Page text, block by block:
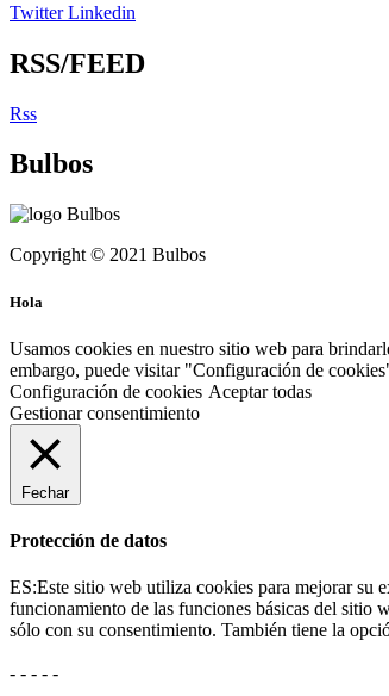
Twitter Linkedin
RSS/FEED
Rss
Bulbos
Copyright © 2021 Bulbos
Hola
Usamos cookies en nuestro sitio web para
embargo, puede visitar "Configuración de
Configuración de cookies Aceptar todas
Gestionar consentimiento
Fechar
Protección de datos
ES:Este sitio web utiliza cookies para mejorar su
funcionamiento de las funciones básicas del sitio
sólo con su consentimiento. También tiene la
- - - - -